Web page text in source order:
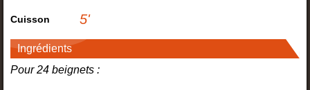
Cuisson 5'
Ingrédients
Pour 24 beignets :